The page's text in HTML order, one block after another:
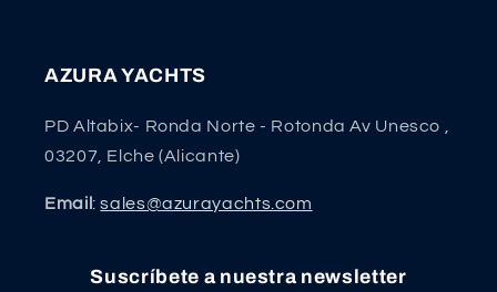
AZURA YACHTS
PD Altabix- Ronda Norte - Rotonda Av Unesco ,
03207, Elche (Alicante)
Email:sales@azurayachts.com
Suscríbete a nuestra newsletter